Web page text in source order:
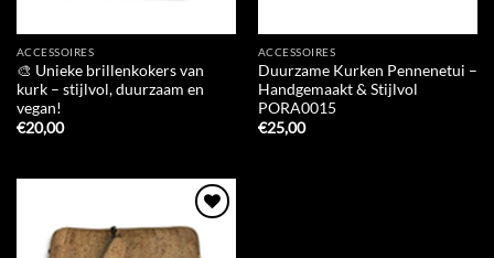
ACCESSOIRES
🎨 Unieke brillenkokers van
kurk – stijlvol, duurzaam en
vegan!
€20,00
ACCESSOIRES
Duurzame Kurken Pennenetui –
Handgemaakt & Stijlvol
PORA0015
€25,00
Add to
Wishlist